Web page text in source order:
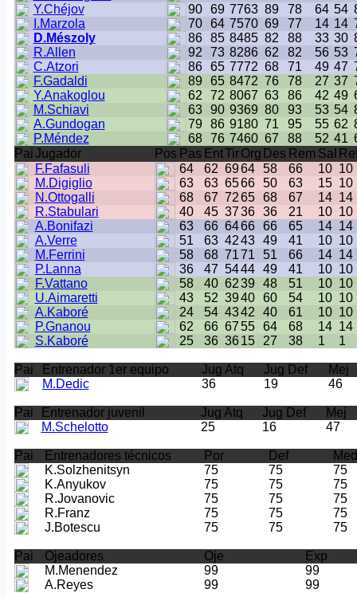
Y.Chéjov
90 69 7763 89 78 64 54
I.Marzola
70 64 7570 69 77 14 14
D.Mészoly
86 85 8485 82 88 33 30
R.Allen
92 73 8286 62 82 56 53
C.Atzori
86 65 7772 68 71 49 47
F.Gadaldi
89 65 8472 76 78 27 37
Y.Anakoglou
62 72 8067 63 86 42 49
M.Schiavi
63 90 9369 80 93 53 54
A.Gundogan
79 86 9180 71 95 55 62
P.Méndez
68 76 7460 67 88 52 41
PaiJugador Pos Pas EntTir Org Des Rem Sal
F.Fafasuli
64 62 6964 58 66 10 10
M.Digiglio
63 63 6566 50 63 15 10
N.Ottogalli
68 67 7265 68 67 14 14
R.Stabulari
40 45 3736 36 21 10 10
A.Bonifazi
63 66 6466 66 65 14 14
A.Verre
51 63 4243 49 41 10 10
M.Ferrini
58 68 7171 51 66 14 14
P.Lanna
36 47 5444 49 41 10 10
F.Vattano
58 40 6239 48 51 10 10
U.Aimaretti
43 52 3940 60 54 10 10
A.Kaboré
24 54 4342 40 61 10 10
P.Gnanou
62 66 6755 64 68 14 14
S.Kaboré
25 36 36 15 27 38 1 1
Pai Entrenador 1er equipo Jug Atq Jug Def
Mej
M.Dedic
36 19 46
Pai Entrenador juvenil Jug Atq Jug Def Mej
M.Schelotto
25 16 47
Pai Entrenadores técnicos Por Def
Med
K.Solzhenitsyn
75 75
75
K.Anyukov
75 75
75
R.Jovanovic
75 75
75
R.Franz
75 75
75
J.Botescu
75 75 75
Pai Ojeadores Oje
Exp
M.Menendez
99
99
A.Reyes
99 99